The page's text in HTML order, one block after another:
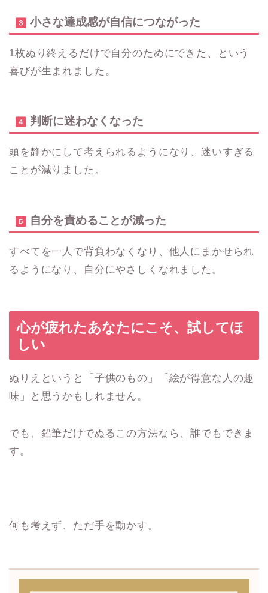
小さな達成感が自信につながった
1枚ぬり終えるだけで自分のためにできた、という
喜びが生まれました。
判断に迷わなくなった
頭を静かにして考えられるようになり、迷いすぎる
ことが減りました。
自分を責めることが減った
すべてを一人で背負わなくなり、他人にまかせられ
るようになり、自分にやさしくなれました。
心が疲れたあなたにこそ、試してほ
しい
ぬりえというと「子供のもの」「絵が得意な人の趣
味」と思うかもしれません。
でも、鉛筆だけでぬるこの方法なら、誰でもできま
す。
何も考えず、ただ手を動かす。